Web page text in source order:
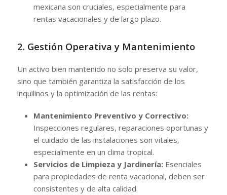
mexicana son cruciales, especialmente para
rentas vacacionales y de largo plazo.
2. Gestión Operativa y Mantenimiento
Un activo bien mantenido no solo preserva su valor,
sino que también garantiza la satisfacción de los
inquilinos y la optimización de las rentas:
Mantenimiento Preventivo y Correctivo:
Inspecciones regulares, reparaciones oportunas y
el cuidado de las instalaciones son vitales,
especialmente en un clima tropical.
Servicios de Limpieza y Jardinería:Esenciales
para propiedades de renta vacacional, deben ser
consistentes y de alta calidad.